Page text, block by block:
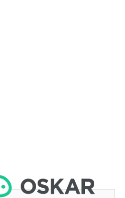
Scout24 Kaufen
DZ BANK